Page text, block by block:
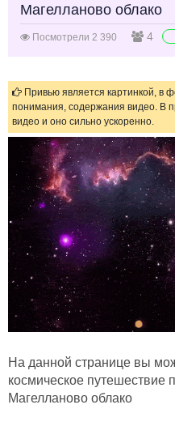
Магелланово облако
Посмотрели 2 390 4
Привью является картинкой, в
понимания, содержания видео. В
видео и оно сильно ускоренно.
На данной странице вы
космическое путешествие
Магелланово облако